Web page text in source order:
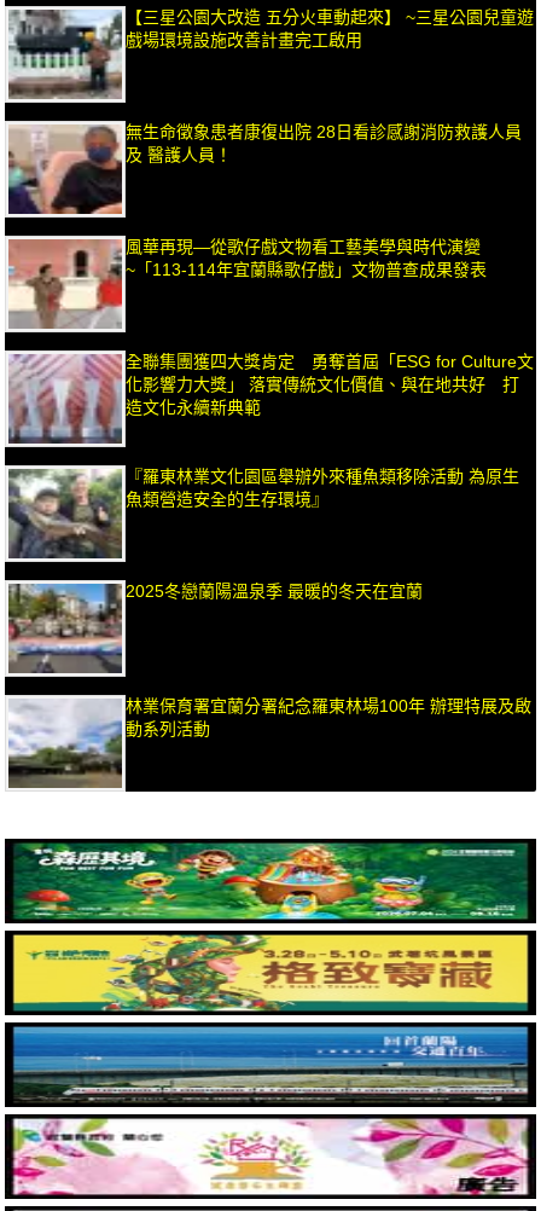
【三星公園大改造 五分火車動起來】 ~三星公園兒童遊
戲場環境設施改善計畫完工啟用
無生命徵象患者康復出院 28日看診感謝消防救護人員
及 醫護人員！
風華再現—從歌仔戲文物看工藝美學與時代演變
~「113-114年宜蘭縣歌仔戲」文物普查成果發表
全聯集團獲四大獎肯定 勇奪首屆「ESG for Culture文
化影響力大獎」 落實傳統文化價值、與在地共好 打
造文化永續新典範
『羅東林業文化園區舉辦外來種魚類移除活動 為原生
魚類營造安全的生存環境』
2025冬戀蘭陽溫泉季 最暖的冬天在宜蘭
林業保育署宜蘭分署紀念羅東林場100年 辦理特展及啟
動系列活動